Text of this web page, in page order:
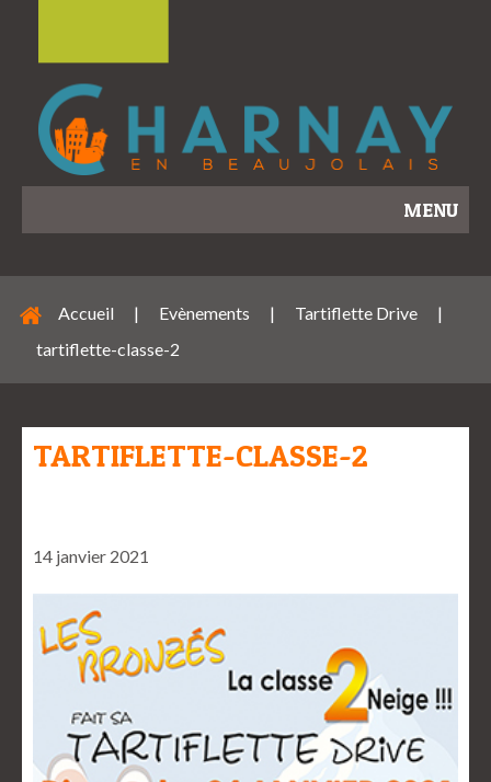
MENU
Accueil | Evènements | Tartiflette Drive
|
tartiflette-classe-2
TARTIFLETTE-CLASSE-2
14 janvier 2021